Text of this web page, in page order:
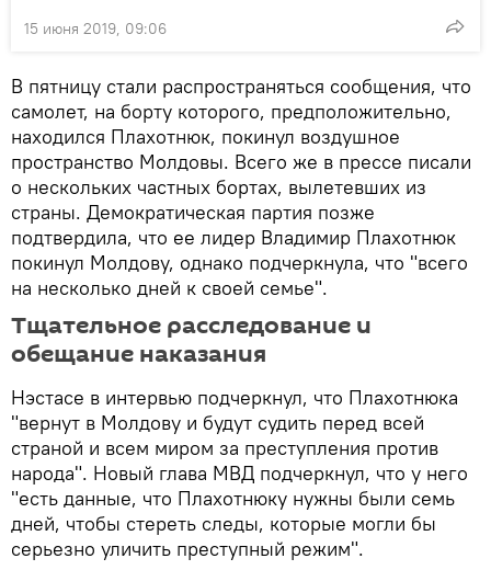
15 июня 2019, 09:06
В пятницу стали распространяться сообщения, что
самолет, на борту которого, предположительно,
находился Плахотнюк, покинул воздушное
пространство Молдовы. Всего же в прессе писали
о нескольких частных бортах, вылетевших из
страны. Демократическая партия позже
подтвердила, что ее лидер Владимир Плахотнюк
покинул Молдову, однако подчеркнула, что "всего
на несколько дней к своей семье".
Тщательное расследование и
обещание наказания
Нэстасе в интервью подчеркнул, что Плахотнюка
"вернут в Молдову и будут судить перед всей
страной и всем миром за преступления против
народа". Новый глава МВД подчеркнул, что у него
"есть данные, что Плахотнюку нужны были семь
дней, чтобы стереть следы, которые могли бы
серьезно уличить преступный режим".